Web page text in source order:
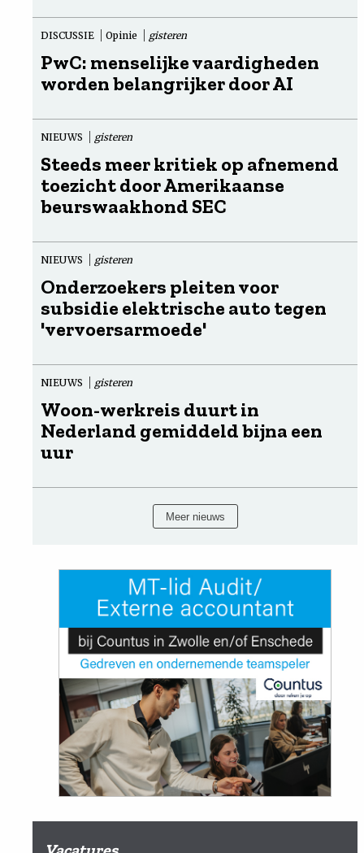
DISCUSSIE Opinie gisteren
PwC: menselijke vaardigheden
worden belangrijker door AI
NIEUWS gisteren
Steeds meer kritiek op afnemend
toezicht door Amerikaanse
beurswaakhond SEC
NIEUWS gisteren
Onderzoekers pleiten voor
subsidie elektrische auto tegen
'vervoersarmoede'
NIEUWS gisteren
Woon-werkreis duurt in
Nederland gemiddeld bijna een
uur
Meer nieuws